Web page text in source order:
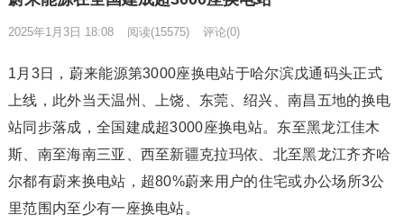
2025年1月3日 18:08 阅读(15575) 评论(0)
1月3日，蔚来能源第3000座换电站于哈尔滨戊通码头正式
上线，此外当天温州、上饶、东莞、绍兴、南昌五地的换电
站同步落成，全国建成超3000座换电站。东至黑龙江佳木
斯、南至海南三亚、西至新疆克拉玛依、北至黑龙江齐齐哈
尔都有蔚来换电站，超80%蔚来用户的住宅或办公场所3公
里范围内至少有一座换电站。